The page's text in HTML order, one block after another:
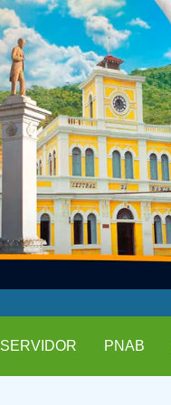
SERVIDOR PNAB